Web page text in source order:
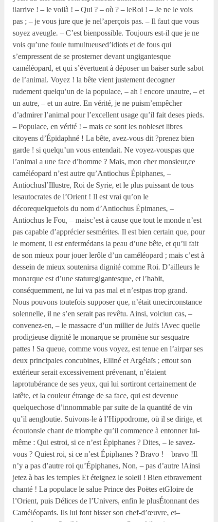
ilarrive ! – le voilà ! – Qui ? – où ? – leRoi ! – Je ne le vois
pas ; – je vous jure que je nel’aperçois pas. – Il faut que vous
soyez aveugle. – C’est bienpossible. Toujours est-il que je ne
vois qu’une foule tumultueused’idiots et de fous qui
s’empressent de se prosterner devant ungigantesque
caméléopard, et qui s’évertuent à déposer un baiser surle sabot
de l’animal. Voyez ! la bête vient justement decogner
rudement quelqu’un de la populace, – ah ! encore unautre, – et
un autre, – et un autre. En vérité, je ne puism’empêcher
d’admirer l’animal pour l’excellent usage qu’il fait deses pieds.
– Populace, en vérité ! – mais ce sont les nobleset libres
citoyens d’Épidaphné ! La bête, avez-vous dit ?prenez bien
garde ! si quelqu’un vous entendait. Ne voyez-vouspas que
l’animal a une face d’homme ? Mais, mon cher monsieur,ce
caméléopard n’est autre qu’Antiochus Épiphanes, –
Antiochusl’Illustre, Roi de Syrie, et le plus puissant de tous
lesautocrates de l’Orient ! Il est vrai qu’on le
décorequelquefois du nom d’Antiochus Épimanes, –
Antiochus le Fou, – maisc’est à cause que tout le monde n’est
pas capable d’apprécier sesmérites. Il est bien certain que, pour
le moment, il est enfermédans la peau d’une bête, et qu’il fait
de son mieux pour jouer lerôle d’un caméléopard ; mais c’est à
dessein de mieux soutenirsa dignité comme Roi. D’ailleurs le
monarque est d’une staturegigantesque, et l’habit,
conséquemment, ne lui va pas mal et n’estpas trop grand.
Nous pouvons toutefois supposer que, n’était unecirconstance
solennelle, il ne s’en serait pas revêtu. Ainsi, voiciun cas, –
convenez-en, – le massacre d’un millier de Juifs !Avec quelle
prodigieuse dignité le monarque se promène sur sesquatre
pattes ! Sa queue, comme vous voyez, est tenue en l’airpar ses
deux principales concubines, Elliné et Argélaïs ; ettout son
extérieur serait excessivement prévenant, n’étaient
laprotubérance de ses yeux, qui lui sortiront certainement de
latête, et la couleur étrange de sa face, qui est devenue
quelquechose d’innommable par suite de la quantité de vin
qu’il aengloutie. Suivons-le à l’Hippodrome, où il se dirige, et
écoutonsle chant de triomphe qu’il commence à entonner lui-
même : Qui estroi, si ce n’est Épiphanes ? Dites, – le savez-
vous ? Quiest roi, si ce n’est Épiphanes ? Bravo ! – bravo !Il
n’y a pas d’autre roi qu’Épiphanes, Non, – pas d’autre !Ainsi
jetez à bas les temples Et éteignez le soleil ! Bien etbravement
chanté ! La populace le salue Prince des Poëtes etGloire de
l’Orient, puis Délices de l’Univers, enfin le plusÉtonnant des
Caméléopards. Ils lui font bisser son chef-d’œuvre, et–